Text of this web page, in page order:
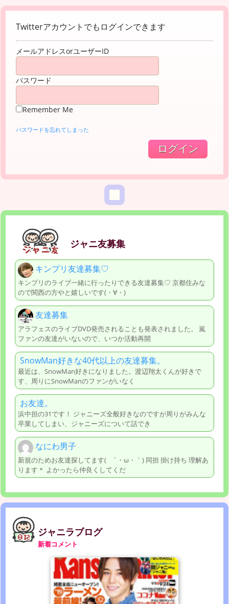
Twitterアカウントでもログインできます
メールアドレスorユーザーID
パスワード
Remember Me
パスワードを忘れてしまった
ジャニ友募集
キンプリ友達募集♡
キンプリのライブ一緒に行ったりできる友達募集♡ 京都住みな
ので関西の方やと嬉しいです(・∀・)
友達募集
アラフェスのライブDVD発売されることも発表されました。 嵐
ファンの友達がいないので、いつか活動再開
SnowMan好きな40代以上の友達募集。
最近は、SnowMan好きになりました。渡辺翔太くんが好きで
す、周りにSnowManのファンがいなく
お友達。
浜中担の31です！ ジャニーズ全般好きなのですが周りがみんな
卒業してしまい、ジャニーズについて話でき
なにわ男子
新規のためお友達探してます( ´・ω・｀) 同担 掛け持ち 理解あ
ります＊ よかったら仲良くしてくだ
ジャニラブログ
新着コメント